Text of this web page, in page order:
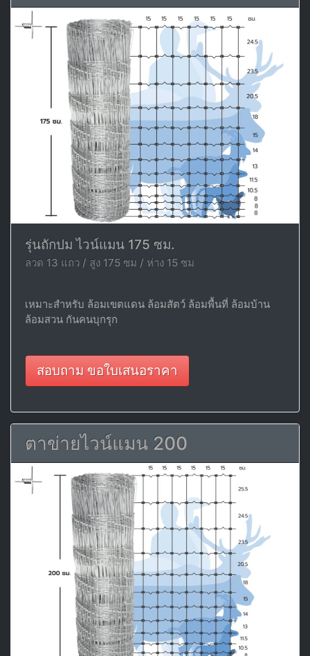
รุ่นถักปม ไวน์แมน 175 ซม.
ลวด 13 แถว / สูง 175 ซม / ห่าง 15 ซม
เหมาะสำหรับ ล้อมเขตแดน ล้อมสัตว์ ล้อมพื้นที่ ล้อมบ้าน
ล้อมสวน กันคนบุกรุก
สอบถาม ขอใบเสนอราคา
ตาข่ายไวน์แมน 200